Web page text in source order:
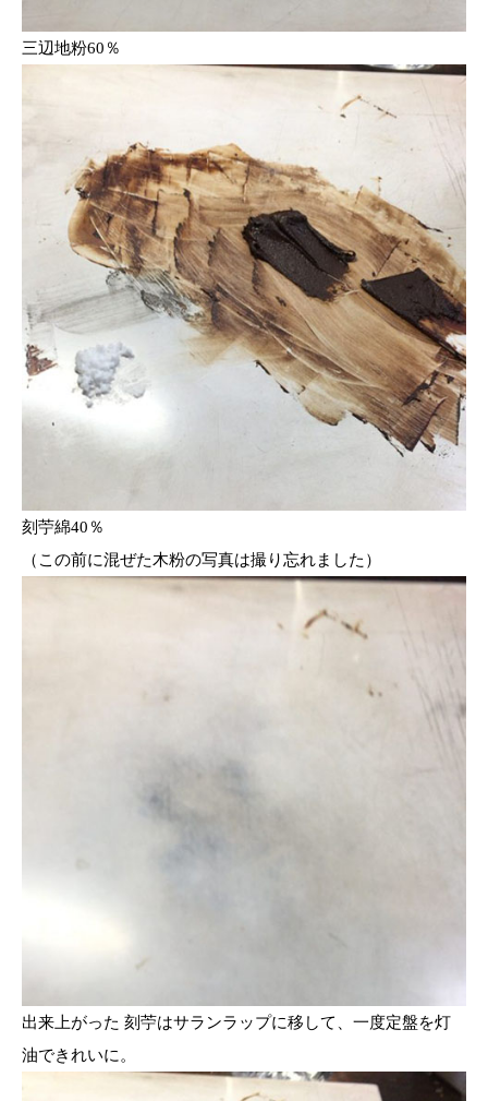
三辺地粉60％
刻苧綿40％
（この前に混ぜた木粉の写真は撮り忘れました）
出来上がった 刻苧はサランラップに移して、一度定盤を灯
油できれいに。